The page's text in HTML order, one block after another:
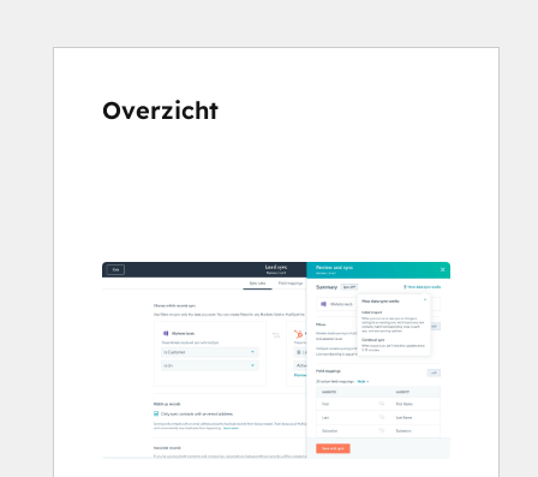
Overzicht
andere